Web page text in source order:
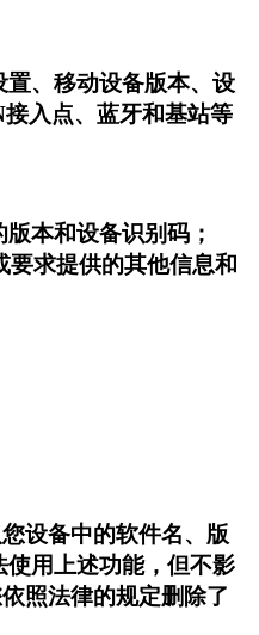
、移动设备版本、设
入点、蓝牙和基站等
本和设备识别码；
求提供的其他信息和
设备中的软件名、版
用上述功能，但不影
照法律的规定删除了